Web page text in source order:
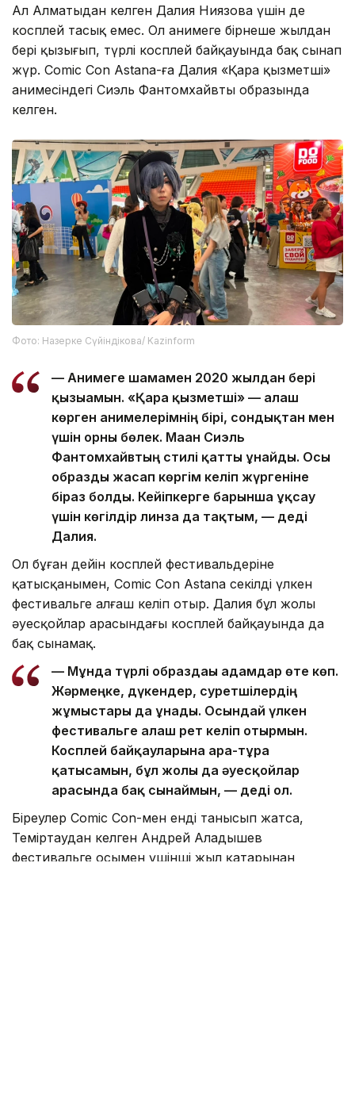
қызық, — деді ол.
Ал Алматыдан келген Далия Ниязова үшін де
косплей таңсық емес. Ол анимеге бірнеше жылдан
бері қызығып, түрлі косплей байқауында бақ сынап
жүр. Comic Con Astana-ға Далия «Қара қызметші»
анимесіндегі Сиэль Фантомхайвтың образында
— Анимеге шамамен 2020 жылдан бері
қызығамын. «Қара қызметші» — алғаш
көрген анимелерімнің бірі, сондықтан мен
үшін орны бөлек. Маған Сиэль
Фантомхайвтың стилі қатты ұнайды. Осы
образды жасап көргім келіп жүргеніне
біраз болды. Кейіпкерге барынша ұқсау
үшін көгілдір линза да тақтым, — деді
Далия.
Ол бұған дейін косплей фестивальдеріне
қатысқанымен, Comic Con Astana секілді үлкен
фестивальге алғаш келіп отыр. Далия бұл жолы
әуесқойлар арасындағы косплей байқауында да
бақ сынамақ.
— Мұнда түрлі образдағы адамдар өте көп.
Жәрмеңке, дүкендер, суретшілердің
жұмыстары да ұнады. Осындай үлкен
фестивальге алғаш рет келіп отырмын.
Косплей байқауларына ара-тұра
қатысамын, бұл жолы да әуесқойлар
арасында бақ сынаймын, — деді ол.
Біреулер Comic Con-мен енді танысып жатса,
Теміртаудан келген Андрей Аладышев